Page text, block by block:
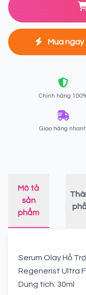
Mua ngay
Chính hãng
Giao hàng nhanh
Mô tả
sản
phẩm
Serum Olay Hỗ
Regenerist Ultra
Dung tích: 30ml